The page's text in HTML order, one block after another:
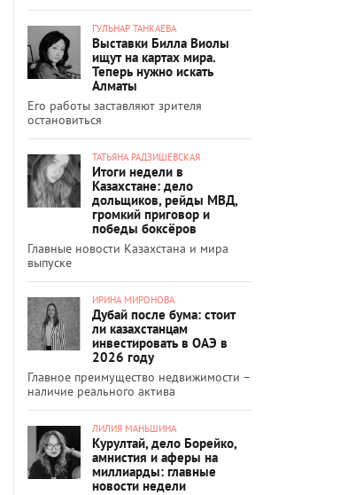
ГУЛЬНАР ТАНКАЕВА
Выставки Билла Виолы
ищут на картах мира.
Теперь нужно искать
Алматы
Его работы заставляют зрителя
остановиться
ТАТЬЯНА РАДЗИШЕВСКАЯ
Итоги недели в
Казахстане: дело
дольщиков, рейды МВД,
громкий приговор и
победы боксёров
Главные новости Казахстана и мира
выпуске
ИРИНА МИРОНОВА
Дубай после бума: стоит
ли казахстанцам
инвестировать в ОАЭ в
2026 году
Главное преимущество недвижимости –
наличие реального актива
ЛИЛИЯ МАНЬШИНА
Курултай, дело Борейко,
амнистия и аферы на
миллиарды: главные
новости недели